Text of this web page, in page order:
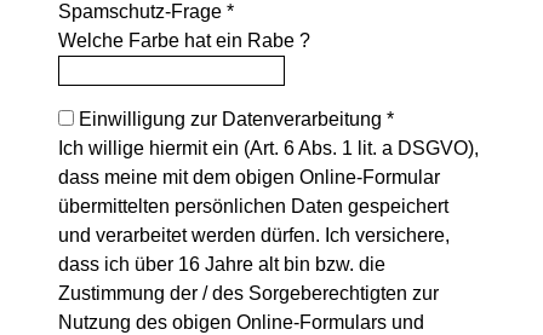
Spamschutz-Frage *
Welche Farbe hat ein Rabe ?
Einwilligung zur Datenverarbeitung *
Ich willige hiermit ein (Art. 6 Abs. 1 lit. a DSGVO),
dass meine mit dem obigen Online-Formular
übermittelten persönlichen Daten gespeichert
und verarbeitet werden dürfen. Ich versichere,
dass ich über 16 Jahre alt bin bzw. die
Zustimmung der / des Sorgeberechtigten zur
Nutzung des obigen Online-Formulars und